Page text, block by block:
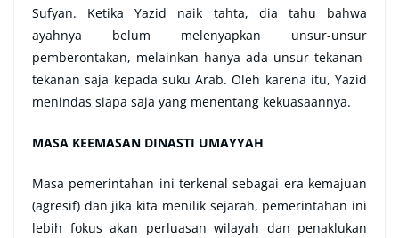
Sufyan. Ketika Yazid naik tahta, dia tahu bahwa
ayahnya belum melenyapkan unsur-unsur
pemberontakan, melainkan hanya ada unsur tekanan-
tekanan saja kepada suku Arab. Oleh karena itu, Yazid
menindas siapa saja yang menentang kekuasaannya.
MASA KEEMASAN DINASTI UMAYYAH
Masa pemerintahan ini terkenal sebagai era kemajuan
(agresif) dan jika kita menilik sejarah, pemerintahan ini
lebih fokus akan perluasan wilayah dan penaklukan